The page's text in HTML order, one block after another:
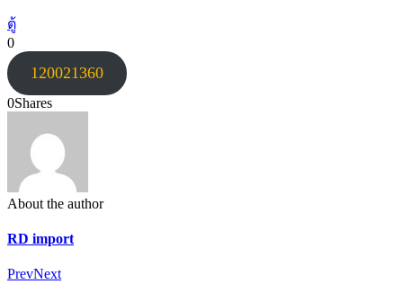
ตู้
0
120021360
0Shares
About the author
RD import
PrevNext